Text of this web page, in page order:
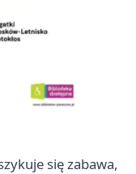
się zabawa,